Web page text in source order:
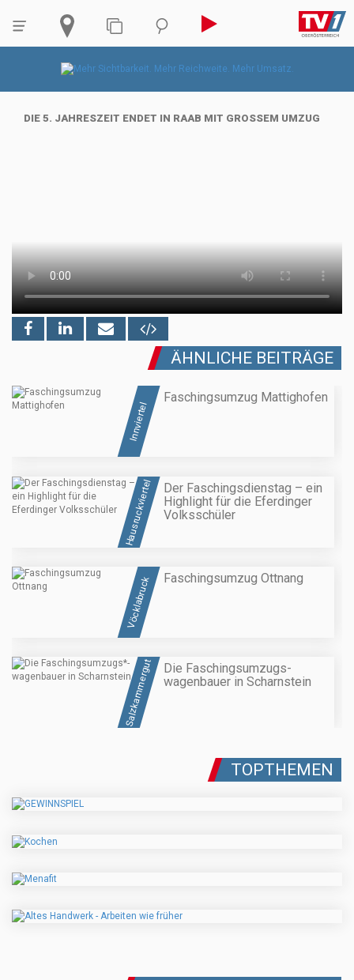
DIE 5. JAHRESZEIT ENDET IN RAAB MIT GROSSEM UMZUG
ÄHNLICHE BEITRÄGE
Innviertel
Faschingsumzug Mattighofen
Hausruckviertel
Der Faschingsdienstag – ein
Highlight für die Eferdinger
Volksschüler
Vöcklabruck Faschingsumzug Ottnang
Salzkammergut Die Faschingsumzugs-
wagenbauer in Scharnstein
TOPTHEMEN